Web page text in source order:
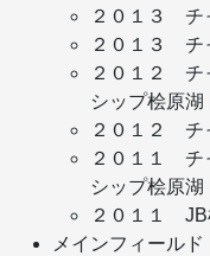
２０１３ チ
２０１３ チ
２０１２ チ
シップ桧原
２０１２ チ
２０１１ チ
シップ桧原
２０１１
メインフィール